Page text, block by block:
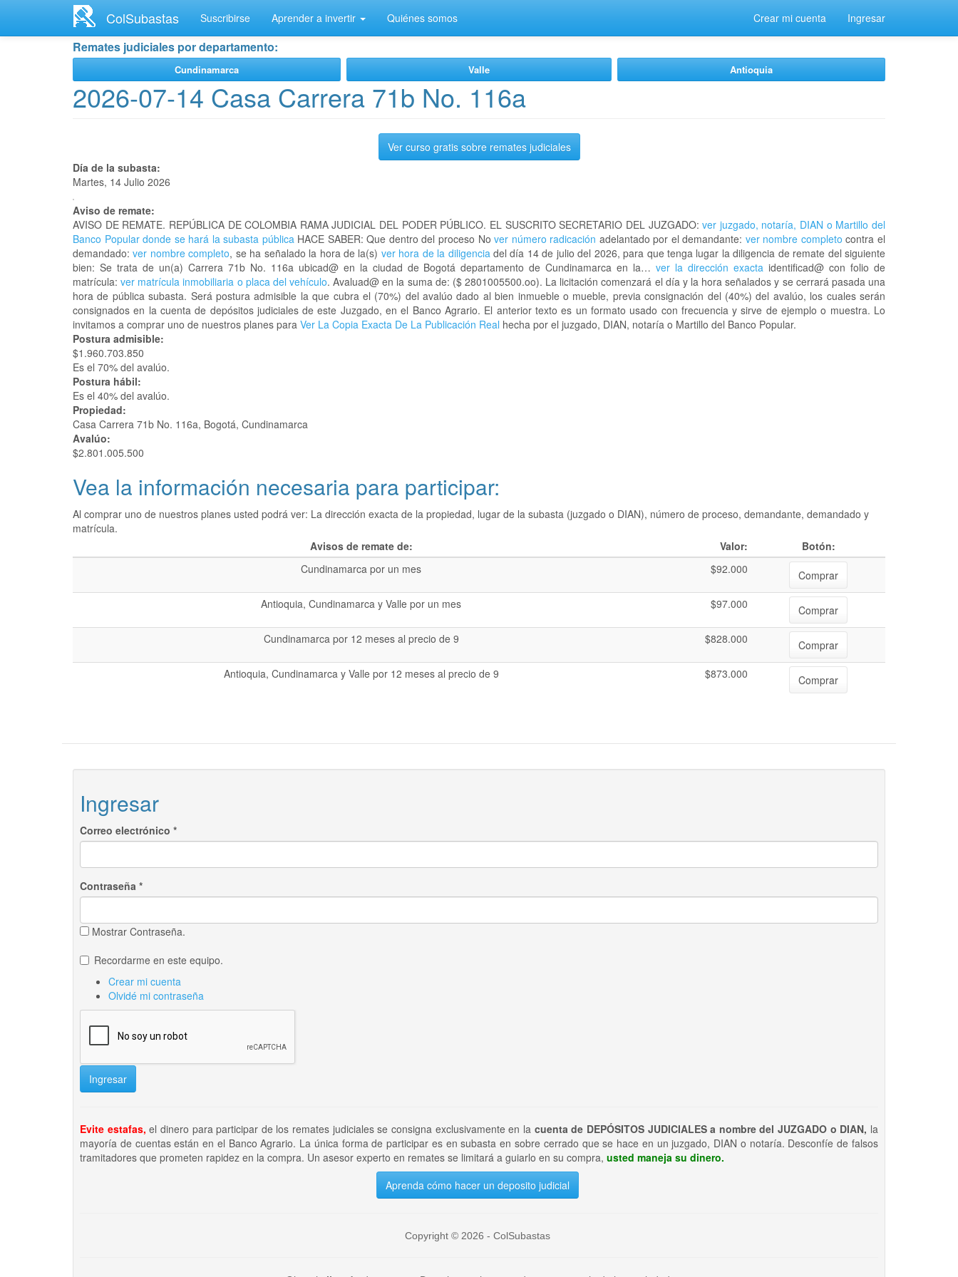
contenido
ColSubastas Suscribirse Aprender a invertir Quiénes somos Crear mi cuenta Ingresar
Remates judiciales por departamento:
Cundinamarca Valle Antioquia
2026-07-14 Casa Carrera 71b No. 116a
Ver curso gratis sobre remates judiciales
Día de la subasta:
Martes, 14 Julio 2026
Aviso de remate:
AVISO DE REMATE. REPÚBLICA DE COLOMBIA RAMA JUDICIAL DEL PODER PÚBLICO. EL SUSCRITO SECRETARIO DEL JUZGADO: ver juzgado, notaría, DIAN o Martillo del
Banco Popular donde se hará la subasta públicaHACE SABER: Que dentro del proceso Nover número radicación adelantado por el demandante: ver nombre completo contra el
demandado:ver nombre completo, se ha señalado la hora de la(s) ver hora de la diligenciadel día 14 de julio del 2026, para que tenga lugar la diligencia de remate del siguiente
bien: Se trata de un(a) Carrera 71b No. 116a ubicad@ en la ciudad de Bogotá departamento de Cundinamarca en la…ver la dirección exacta identificad@ con folio de
matrícula:ver matrícula inmobiliaria o placa del vehículo. Avaluad@ en la suma de: ($ 2801005500.oo). La licitación comenzará el día y la hora señalados y se cerrará pasada una
hora de pública subasta. Será postura admisible la que cubra el (70%) del avalúo dado al bien inmueble o mueble, previa consignación del (40%) del avalúo, los cuales serán
consignados en la cuenta de depósitos judiciales de este Juzgado, en el Banco Agrario. El anterior texto es un formato usado con frecuencia y sirve de ejemplo o muestra. Lo
invitamos a comprar uno de nuestros planes para Ver La Copia Exacta De La Publicación Real hecha por el juzgado, DIAN, notaría o Martillo del Banco Popular.
Postura admisible:
$1.960.703.850
Es el 70% del avalúo.
Postura hábil:
Es el 40% del avalúo.
Propiedad:
Casa Carrera 71b No. 116a, Bogotá, Cundinamarca
Avalúo:
$2.801.005.500
Vea la información necesaria para participar:
Al comprar uno de nuestros planes usted podrá ver: La dirección exacta de la propiedad, lugar de la subasta (juzgado o DIAN), número de proceso, demandante, demandado y
matrícula.
Avisos de remate de:
Valor:
Botón:
Cundinamarca por un mes
$92.000
Comprar
Antioquia, Cundinamarca y Valle por un mes
$97.000
Comprar
Cundinamarca por 12 meses al precio de 9
$828.000
Comprar
Antioquia, Cundinamarca y Valle por 12 meses al precio de 9
$873.000 Comprar
Ingresar
Correo electrónico *
Contraseña *
Mostrar Contraseña.
Recordarme en este equipo.
Crear mi cuenta
Olvidé mi contraseña
Ingresar
Evite estafas, el dinero para participar de los remates judiciales se consigna exclusivamente en lacuenta de DEPÓSITOS JUDICIALES a nombre del JUZGADO o DIAN, la
mayoría de cuentas están en el Banco Agrario. La única forma de participar es en subasta en sobre cerrado que se hace en un juzgado, DIAN o notaría. Desconfíe de falsos
tramitadores que prometen rapidez en la compra. Un asesor experto en remates se limitará a guiarlo en su compra, usted maneja su dinero.
Aprenda cómo hacer un deposito judicial
Copyright © 2026 - ColSubastas